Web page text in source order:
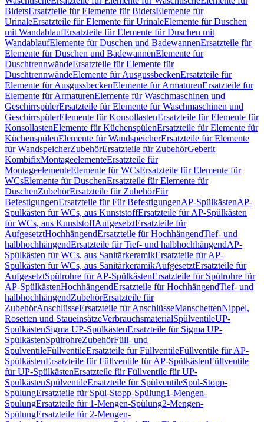
BidetsErsatzteile für Elemente für BidetsElemente für
UrinaleErsatzteile für Elemente für UrinaleElemente für Duschen
mit WandablaufErsatzteile für Elemente für Duschen mit
WandablaufElemente für Duschen und BadewannenErsatzteile für
Elemente für Duschen und BadewannenElemente für
DuschtrennwändeErsatzteile für Elemente für
DuschtrennwändeElemente für AusgussbeckenErsatzteile für
Elemente für AusgussbeckenElemente für ArmaturenErsatzteile für
Elemente für ArmaturenElemente für Waschmaschinen und
GeschirrspülerErsatzteile für Elemente für Waschmaschinen und
GeschirrspülerElemente für KonsollastenErsatzteile für Elemente für
KonsollastenElemente für KüchenspülenErsatzteile für Elemente für
KüchenspülenElemente für WandspeicherErsatzteile für Elemente
für WandspeicherZubehörErsatzteile für ZubehörGeberit
KombifixMontageelementeErsatzteile für
MontageelementeElemente für WCsErsatzteile für Elemente für
WCsElemente für DuschenErsatzteile für Elemente für
DuschenZubehörErsatzteile für ZubehörFür
BefestigungenErsatzteile für Für BefestigungenAP-SpülkästenAP-
Spülkästen für WCs, aus KunststoffErsatzteile für AP-Spülkästen
für WCs, aus KunststoffAufgesetztErsatzteile für
AufgesetztHochhängendErsatzteile für HochhängendTief- und
halbhochhängendErsatzteile für Tief- und halbhochhängendAP-
Spülkästen für WCs, aus SanitärkeramikErsatzteile für AP-
Spülkästen für WCs, aus SanitärkeramikAufgesetztErsatzteile für
AufgesetztSpülrohre für AP-SpülkästenErsatzteile für Spülrohre für
AP-SpülkästenHochhängendErsatzteile für HochhängendTief- und
halbhochhängendZubehörErsatzteile für
ZubehörAnschlüsseErsatzteile für AnschlüsseManschettenNippel,
Rosetten und StaueinsätzeVerbrauchsmaterialSpülventileUP-
SpülkästenSigma UP-SpülkästenErsatzteile für Sigma UP-
SpülkästenSpülrohreZubehörFüll- und
SpülventileFüllventileErsatzteile für FüllventileFüllventile für AP-
SpülkästenErsatzteile für Füllventile für AP-SpülkästenFüllventile
für UP-SpülkästenErsatzteile für Füllventile für UP-
SpülkästenSpülventileErsatzteile für SpülventileSpül-Stopp-
SpülungErsatzteile für Spül-Stopp-Spülung1-Mengen-
SpülungErsatzteile für 1-Mengen-Spülung2-Mengen-
SpülungErsatzteile für 2-Mengen-